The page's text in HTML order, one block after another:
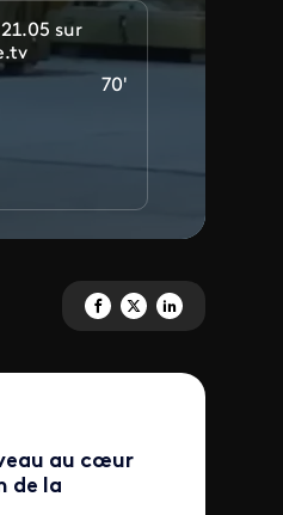
sur
70'
Partagez 'Iran, Israël et la
Partagez 'Iran, Israël et
Partagez 'Iran,
au cœur
de la